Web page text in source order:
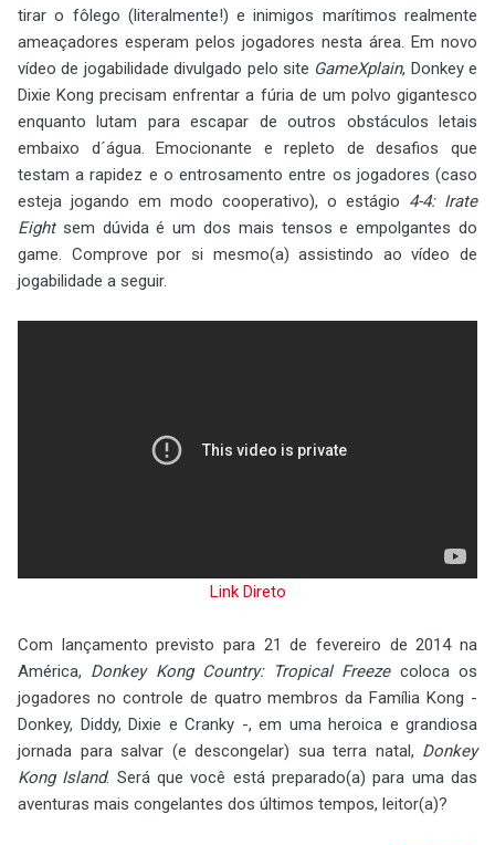
tirar o fôlego (literalmente!) e inimigos marítimos realmente
ameaçadores esperam pelos jogadores nesta área. Em novo
vídeo de jogabilidade divulgado pelo site GameXplain, Donkey e
Dixie Kong precisam enfrentar a fúria de um polvo gigantesco
enquanto lutam para escapar de outros obstáculos letais
embaixo d´água. Emocionante e repleto de desafios que
testam a rapidez e o entrosamento entre os jogadores (caso
esteja jogando em modo cooperativo), o estágio 4-4: Irate
Eightsem dúvida é um dos mais tensos e empolgantes do
game. Comprove por si mesmo(a) assistindo ao vídeo de
jogabilidade a seguir.
Link Direto
Com lançamento previsto para 21 de fevereiro de 2014 na
América, Donkey Kong Country: Tropical Freezecoloca os
jogadores no controle de quatro membros da Família Kong -
Donkey, Diddy, Dixie e Cranky -, em uma heroica e grandiosa
jornada para salvar (e descongelar) sua terra natal, Donkey
Kong Island. Será que você está preparado(a) para uma das
aventuras mais congelantes dos últimos tempos, leitor(a)?